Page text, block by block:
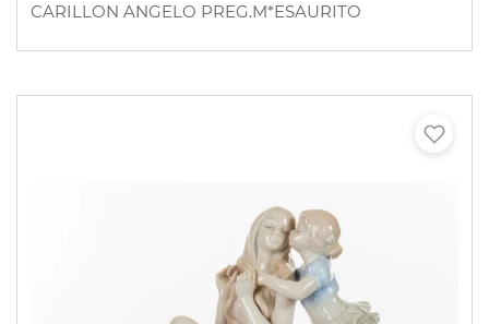
CARILLON ANGELO PREG.M*ESAURITO